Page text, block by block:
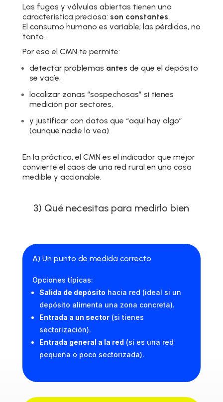
Las fugas y válvulas abiertas tienen una
característica preciosa: son constantes.
El consumo humano es variable; las pérdidas, no
tanto.
Por eso el CMN te permite:
detectar problemas antes de que el depósito
se vacíe,
localizar zonas “sospechosas” si tienes
medición por sectores,
y justificar con datos que “aquí hay algo”
(aunque nadie lo vea).
En la práctica, el CMN es el indicador que mejor
convierte el caos de una red rural en una cosa
medible y accionable.
3) Qué necesitas para medirlo bien
A) Un punto de medida correcto
Opciones típicas:
Salida de depósito hacia red (ideal si un
depósito alimenta una zona concreta).
Entrada a un sector(si tienes
sectorización).
Entrada general a la red (si es una red
pequeña o poco sectorizada).